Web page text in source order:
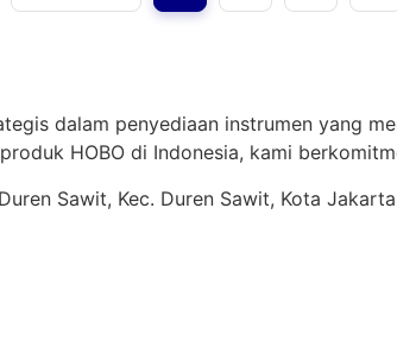
dalam penyediaan instrumen yang
HOBO di Indonesia, kami
Sawit, Kec. Duren Sawit, Kota